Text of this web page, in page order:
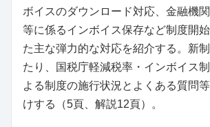
ボイスのダウンロード対応、金融機
等に係るインボイス保存など制度開
た主な弾力的な対応を紹介する。新
たり、国税庁軽減税率・インボイス
よる制度の施行状況とよくある質問
けする（5頁、解説12頁）。